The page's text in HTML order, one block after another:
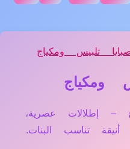
تلبيس ومكياج
ومكياج
– إطلالات عصرية،
تناسب البنات.